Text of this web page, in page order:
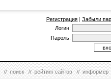
Регистрация | Забыли
Логин:
Пароль:
//поиск//рейтинг сайтов//информер